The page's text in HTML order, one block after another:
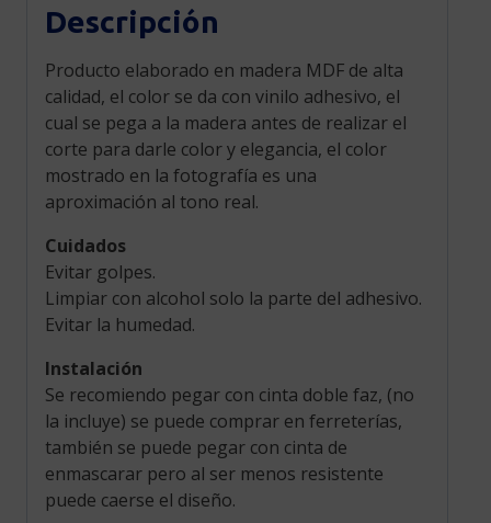
Descripción
Producto elaborado en madera MDF de alta
calidad, el color se da con vinilo adhesivo, el
cual se pega a la madera antes de realizar el
corte para darle color y elegancia, el color
mostrado en la fotografía es una
aproximación al tono real.
Cuidados
Evitar golpes.
Limpiar con alcohol solo la parte del adhesivo.
Evitar la humedad.
Instalación
Se recomiendo pegar con cinta doble faz, (no
la incluye) se puede comprar en ferreterías,
también se puede pegar con cinta de
enmascarar pero al ser menos resistente
puede caerse el diseño.